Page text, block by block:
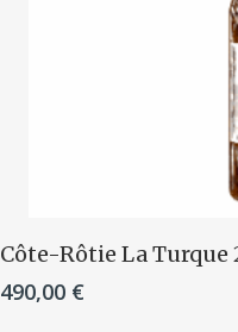
Côte-Rôtie La Turque
490,00 €